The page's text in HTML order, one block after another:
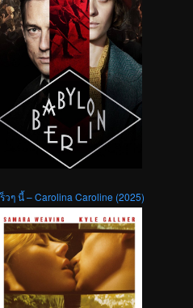
ร็วๆ นี้ – Carolina Caroline (2025)